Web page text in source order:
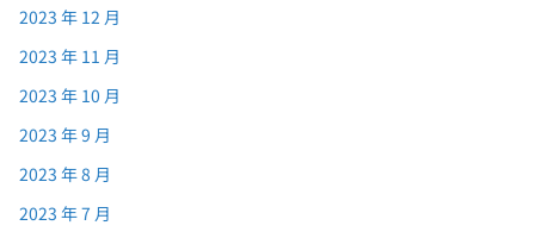
2023 年 12 月
2023 年 11 月
2023 年 10 月
2023 年 9 月
2023 年 8 月
2023 年 7 月